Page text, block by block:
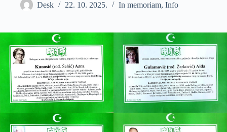
Desk 22. 10. 2025. In memoriam, Info